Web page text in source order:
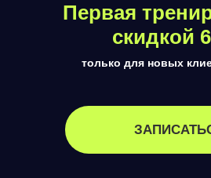
только для новых
Первая
скидкой